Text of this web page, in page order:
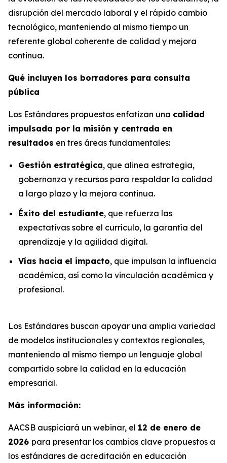
disrupción del mercado laboral y el rápido cambio
tecnológico, manteniendo al mismo tiempo un
referente global coherente de calidad y mejora
continua.
Qué incluyen los borradores para consulta
pública
Los Estándares propuestos enfatizan una calidad
impulsada por la misión y centrada en
resultados en tres áreas fundamentales:
Gestión estratégica, que alinea estrategia,
gobernanza y recursos para respaldar la calidad
a largo plazo y la mejora continua.
Éxito del estudiante, que refuerza las
expectativas sobre el currículo, la garantía del
aprendizaje y la agilidad digital.
Vías hacia el impacto, que impulsan la influencia
académica, así como la vinculación académica y
profesional.
Los Estándares buscan apoyar una amplia variedad
de modelos institucionales y contextos regionales,
manteniendo al mismo tiempo un lenguaje global
compartido sobre la calidad en la educación
empresarial.
Más información:
AACSB auspiciará un webinar, el 12 de enero de
2026 para presentar los cambios clave propuestos a
los estándares de acreditación en educación